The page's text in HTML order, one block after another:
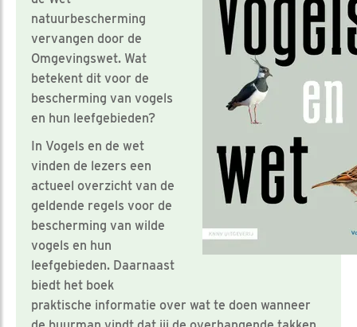
natuurbescherming
vervangen door de
Omgevingswet. Wat
betekent dit voor de
bescherming van vogels
en hun leefgebieden?
In Vogels en de wet
vinden de lezers een
actueel overzicht van de
geldende regels voor de
bescherming van wilde
vogels en hun
leefgebieden. Daarnaast
biedt het boek
praktische informatie over wat te doen wanneer